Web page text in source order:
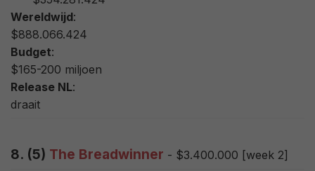
Wereldwijd:
$888.066.424
Budget:
$165-200 miljoen
Release NL:
draait
8. (5) The Breadwinner - $3.400.000 [week 2]